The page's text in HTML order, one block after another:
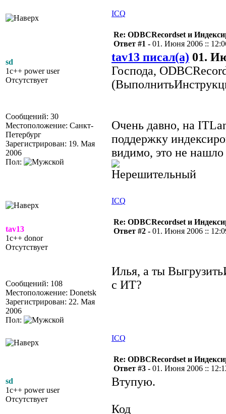
ICQ
sd
1c++ power user
Отсутствует
Сообщений: 30
Местоположение: Санкт-
Петербург
Зарегистрирован: 19. Мая
2006
Пол:
Re: ODBCRecordset и
Ответ #1 - 01. Июня 2006 ::
tav13 писал(а) 01.
Господа,
Очень давно, на
поддержку
видимо, это не нашло
ICQ
tav13
1c++ donor
Отсутствует
Сообщений: 108
Местоположение: Donetsk
Зарегистрирован: 22. Мая
2006
Пол:
Re: ODBCRecordset и
Ответ #2 - 01. Июня 2006 ::
Илья, а ты
с ИТ?
ICQ
sd
1c++ power user
Отсутствует
Re: ODBCRecordset и
Ответ #3 - 01. Июня 2006 ::
Втупую.
Код